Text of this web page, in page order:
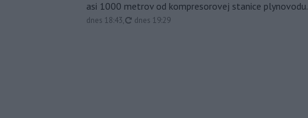
asi 1000 metrov od kompresorovej stanice plynovodu.
dnes 18:43, aktualizované
dnes 19:29